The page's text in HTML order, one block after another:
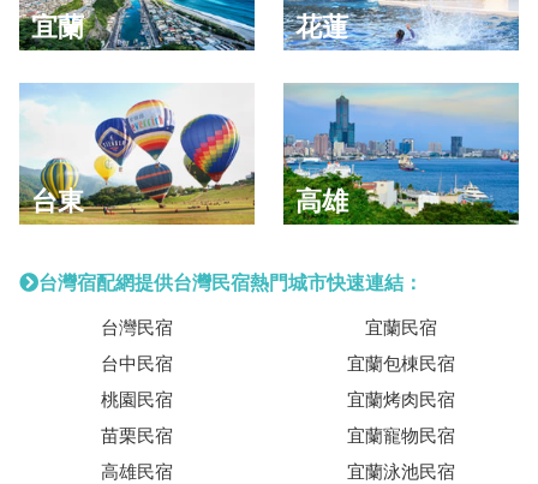
宜蘭 花蓮
台東 高雄
台灣宿配網提供台灣民宿熱門城市快速連結：
台灣民宿
台中民宿
桃園民宿
苗栗民宿
高雄民宿
宜蘭民宿
宜蘭包棟民宿
宜蘭烤肉民宿
宜蘭寵物民宿
宜蘭泳池民宿